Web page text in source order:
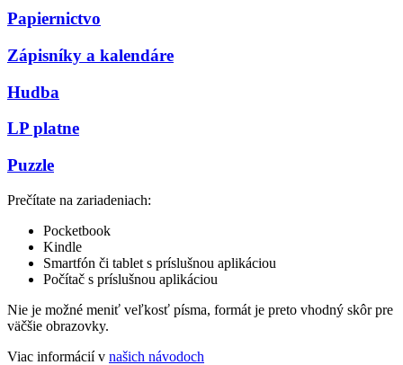
Papiernictvo
Zápisníky a kalendáre
Hudba
LP platne
Puzzle
Prečítate na zariadeniach:
Pocketbook
Kindle
Smartfón či tablet s príslušnou aplikáciou
Počítač s príslušnou aplikáciou
Nie je možné meniť veľkosť písma, formát je preto vhodný skôr pre
väčšie obrazovky.
Viac informácií v našich návodoch